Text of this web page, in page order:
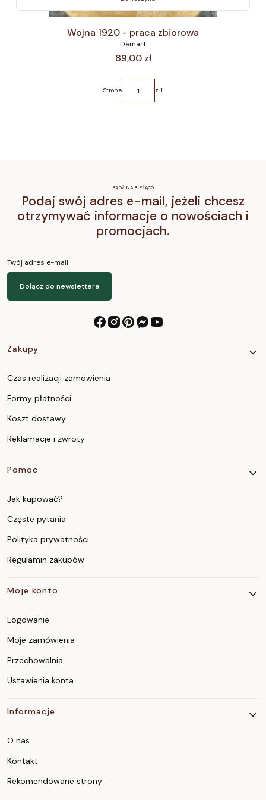
Wojna 1920 - praca zbiorowa
Demart
Cena
89,00 zł
Strona z 1
BĄDŹ NA BIEŻĄCO
Podaj swój adres e-mail, jeżeli chcesz
otrzymywać informacje o nowościach i
promocjach.
Twój adres e-mail
Dołącz do newslettera
Linki w stopce
Zakupy
Czas realizacji zamówienia
Formy płatności
Koszt dostawy
Reklamacje i zwroty
Pomoc
Jak kupować?
Częste pytania
Polityka prywatności
Regulamin zakupów
Moje konto
Logowanie
Moje zamówienia
Przechowalnia
Ustawienia konta
Informacje
O nas
Kontakt
Rekomendowane strony